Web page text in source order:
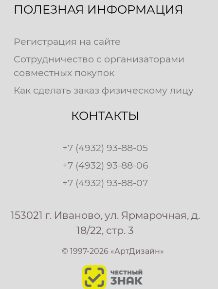
ПОЛЕЗНАЯ ИНФОРМАЦИЯ
Регистрация на сайте
Сотрудничество с организаторами
совместных покупок
Как сделать заказ физическому лицу
КОНТАКТЫ
+7 (4932) 93-88-05
+7 (4932) 93-88-06
+7 (4932) 93-88-07
153021 г. Иваново, ул. Ярмарочная, д.
18/22, стр. 3
© 1997-2026 «АртДизайн»